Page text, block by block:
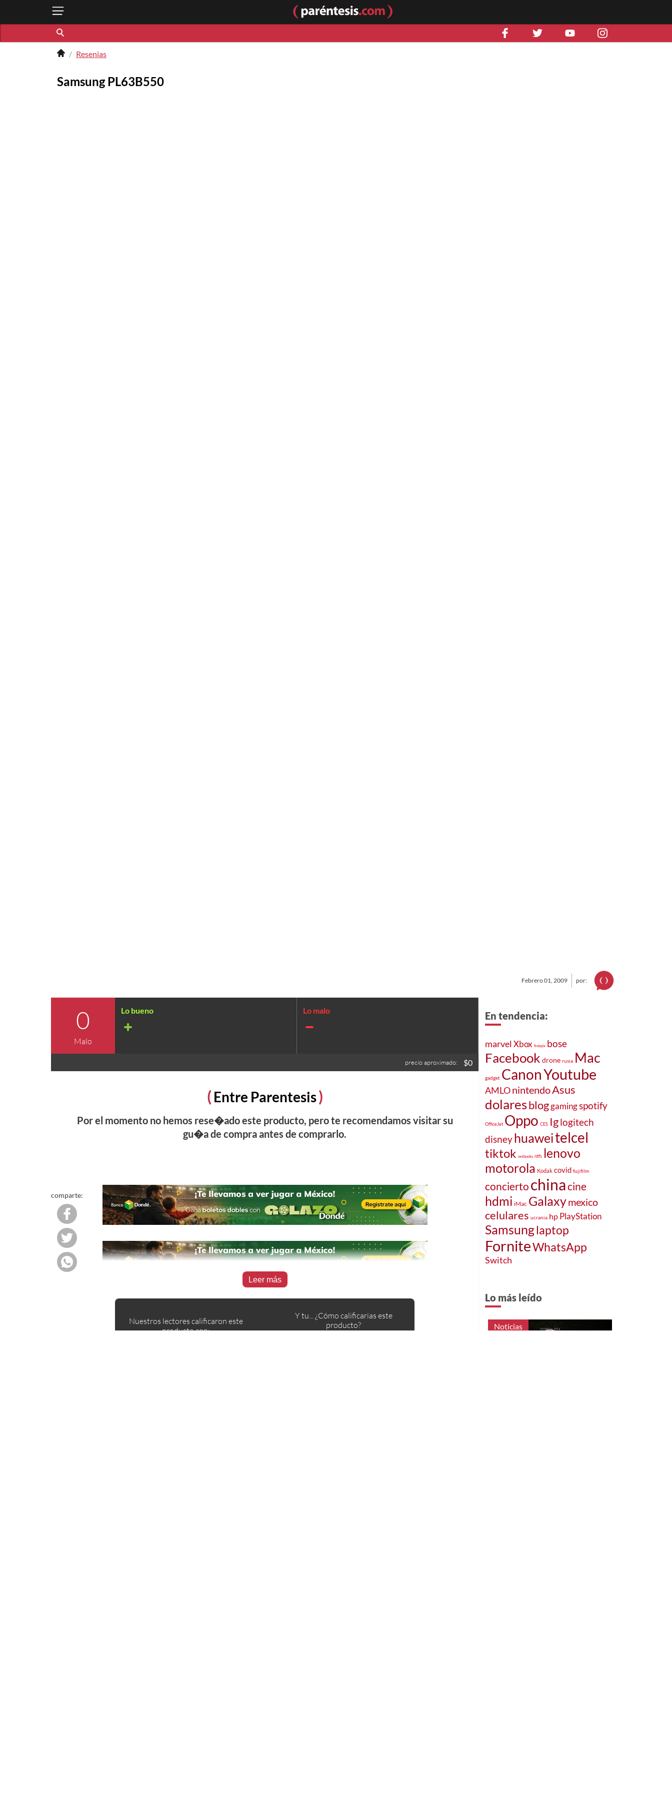
Resenias
Samsung PL63B550
Febrero 01, 2009 por:
0
Malo
precio aproximado: $0
Entre Parentesis
Por el momento no hemos rese�ado este producto, pero te recomendamos visitar su
gu�a de compra antes de comprarlo.
comparte:
Leer más
Nuestros lectores calificaron este
producto con:
Y tu... ¿Cómo calificarias este
producto?
En tendencia:
marvelXbox finepix bose
Facebook drone rusia Mac
gadget CanonYoutube
AMLOnintendoAsus
dolaresbloggamingspotify
OfficeJet Oppo CES Iglogitech
disneyhuaweitelcel
tiktok netbooks ntfs lenovo
motorola Kodak covid fujifilm
conciertochinacine
hdmi iMac Galaxymexico
celulares ucrania hp PlayStation
Samsunglaptop
ForniteWhatsApp
Switch
Lo más leído
Noticias